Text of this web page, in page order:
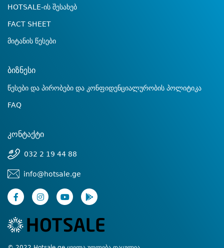
HOTSALE-ის შესახებ
FACT SHEET
მიტანის წესები
ბიზნესი
წესები და პირობები და კონფიდენციალურობის პოლიტიკა
FAQ
კონტაქტი
032 2 19 44 88
info@hotsale.ge